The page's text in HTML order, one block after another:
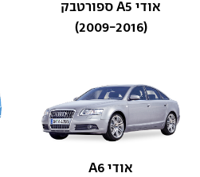
אודי A5 ספורטבק
(2009-2016)
אודי A6